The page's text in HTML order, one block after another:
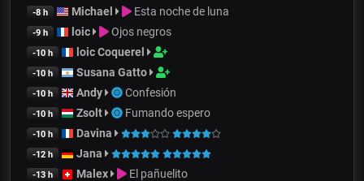
-8 h Michael Esta noche de luna
-9 h loic Ojos negros
-10 h loic Coquerel
-10 h Susana Gatto
-10 h Andy Confesión
-10 h Zsolt Fumando espero
-10 h Davina
-12 h Jana
-13 h Malex El pañuelito